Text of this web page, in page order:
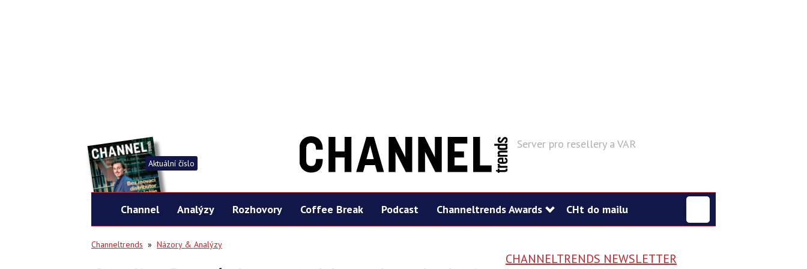
Aktuální číslo
Server pro resellery a VAR
Channel Analýzy Rozhovory Coffee Break Podcast Channeltrends Awards CHt do mailu
Channeltrends » Názory & Analýzy
CHANNELTRENDS NEWSLETTER